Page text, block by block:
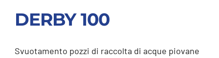
DERBY 100
Svuotamento pozzi di raccolta di acque piovane